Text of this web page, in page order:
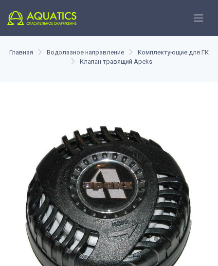
Главная Водолазное направление
Комплектующие для ГК
Клапан травящий Apeks